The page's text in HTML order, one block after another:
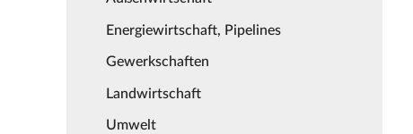
Energiewirtschaft, Pipelines
Gewerkschaften
Landwirtschaft
Umwelt